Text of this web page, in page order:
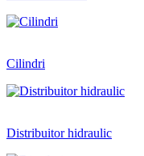
Cilindri
Distribuitor hidraulic